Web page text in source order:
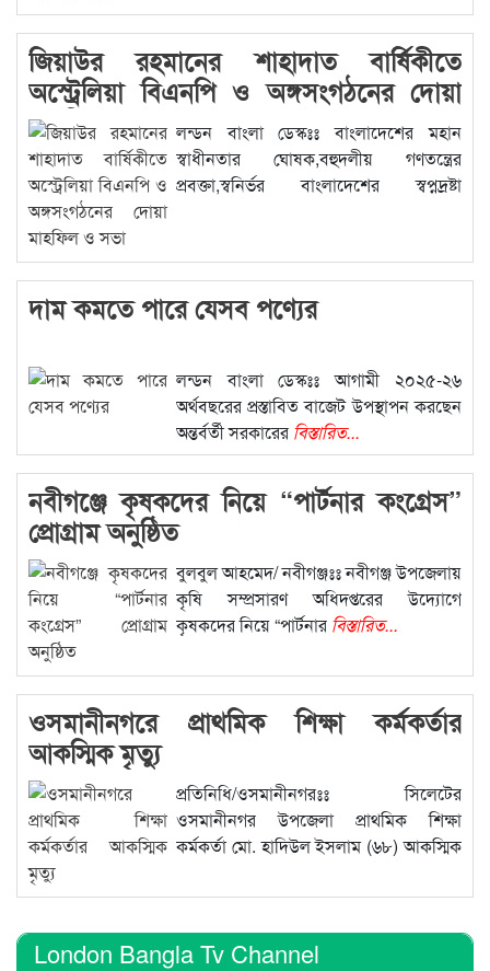
জিয়াউর রহমানের শাহাদাত বার্ষিকীতে
অস্ট্রেলিয়া বিএনপি ও অঙ্গসংগঠনের দোয়া
মাহফিল ও সভা লন্ডন বাংলা ডেস্কঃঃ বাংলাদেশের মহান
স্বাধীনতার ঘোষক,বহুদলীয় গণতন্ত্রের
প্রবক্তা,স্বনির্ভর বাংলাদেশের স্বপ্নদ্রষ্টা
দাম কমতে পারে যেসব পণ্যের
লন্ডন বাংলা ডেস্কঃঃ আগামী ২০২৫-২৬
অর্থবছরের প্রস্তাবিত বাজেট উপস্থাপন করছেন
অন্তর্বর্তী সরকারের বিস্তারিত...
নবীগঞ্জে কৃষকদের নিয়ে “পার্টনার কংগ্রেস”
প্রোগ্রাম অনুষ্ঠিত
বুলবুল আহমেদ/ নবীগঞ্জঃঃ নবীগঞ্জ উপজেলায়
কৃষি সম্প্রসারণ অধিদপ্তরের উদ্যোগে
কৃষকদের নিয়ে “পার্টনার বিস্তারিত...
ওসমানীনগরে প্রাথমিক শিক্ষা কর্মকর্তার
আকস্মিক মৃত্যু
প্রতিনিধি/ওসমানীনগরঃঃ সিলেটের
ওসমানীনগর উপজেলা প্রাথমিক শিক্ষা
কর্মকর্তা মো. হাদিউল ইসলাম (৬৮) আকস্মিক
London Bangla Tv Channel